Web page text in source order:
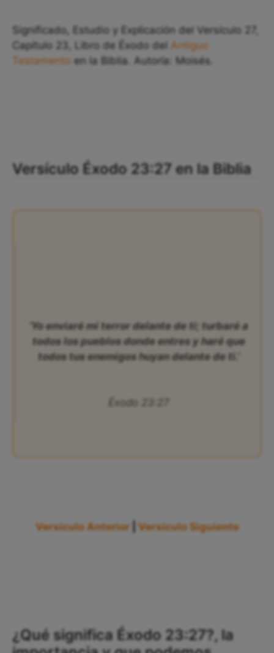
Significado, Estudio y Explicación del Versículo 27,
Capítulo 23, Libro de Éxodo del Antiguo
Testamento en la Biblia. Autoría: Moisés.
Versículo Éxodo 23:27 en la Biblia
‘Yo enviaré mi terror delante de ti; turbaré a
todos los pueblos donde entres y haré que
todos tus enemigos huyan delante de ti.’
Éxodo 23:27
Versículo Anterior Versículo Siguiente
¿Qué significa Éxodo 23:27?, la